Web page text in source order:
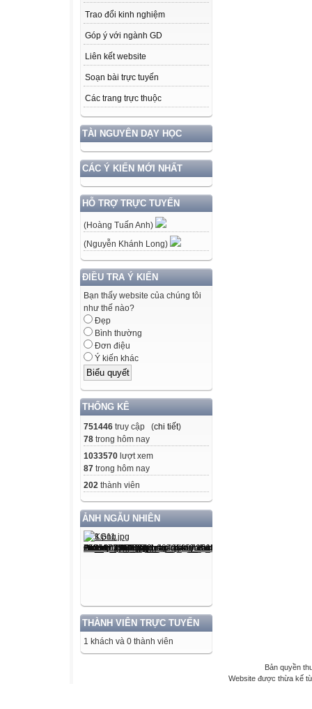
Trao đổi kinh nghiệm
Góp ý với ngành GD
Liên kết website
Soạn bài trực tuyến
Các trang trực thuộc
TÀI NGUYÊN DẠY HỌC
CÁC Ý KIẾN MỚI NHẤT
HỖ TRỢ TRỰC TUYẾN
(Hoàng Tuấn Anh)
(Nguyễn Khánh Long)
ĐIỀU TRA Ý KIẾN
Bạn thấy website của chúng tôi
như thế nào?
Đẹp
Bình thường
Đơn điệu
Ý kiến khác
THỐNG KÊ
751446 truy cập (chi tiết)
78 trong hôm nay
1033570 lượt xem
87 trong hôm nay
202 thành viên
ẢNH NGẪU NHIÊN
THÀNH VIÊN TRỰC TUYẾN
1 khách và 0 thành viên
Bản quyền
Website được thừa kế